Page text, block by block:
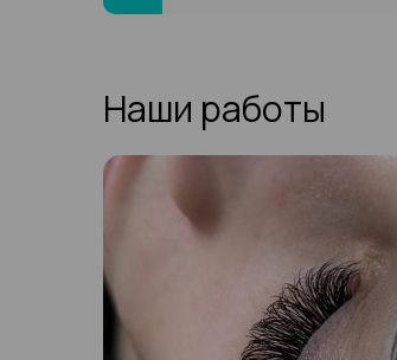
Нижнее веко закрывается
Волоски обрабатываются
Ботокс наносится
С помощью специального
В процессе, перед нанесением
темно-синие краски, хотя выбор
Наши мастера подбирают
пожеланиями.
Наши работы